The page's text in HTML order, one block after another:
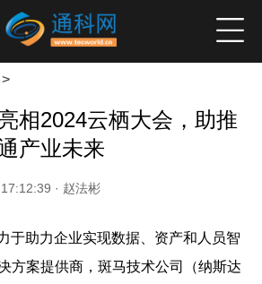
产业资讯 企业新品 高端访谈
相2024云栖大会，助推
产业未来
· 赵法彬
于助力企业实现数据、资产和人员智
方案提供商，斑马技术公司（纳斯达